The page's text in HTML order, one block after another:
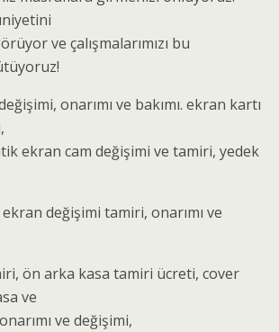
ve çalışmalarımızı bu
onarımı ve bakımı. ekran kartı
ekran cam değişimi ve tamiri, yedek
değişimi tamiri, onarımı ve
ön arka kasa tamiri ücreti, cover
ve
ve değişimi,